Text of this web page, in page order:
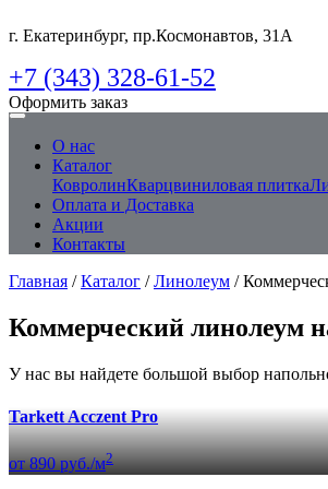
г. Екатеринбург, пр.Космонавтов, 31А
+7 (343) 328-61-52
Оформить заказ
О нас
Каталог
КовролинКварцвиниловая плитка
Оплата и Доставка
Акции
Контакты
Главная /Каталог /Линолеум /
Коммерческий линолеум
У нас вы найдете большой выбор
Tarkett Acczent Pro
от 890 руб./м2